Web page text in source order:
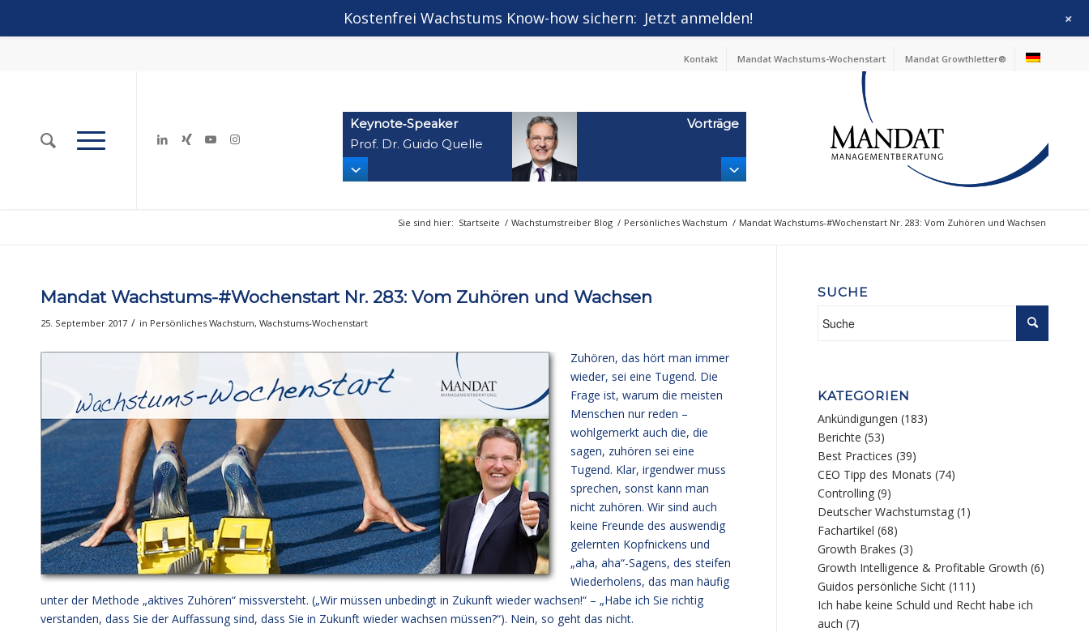
Kontakt Mandat Wachstums-Wochenstart Mandat Growthletter®
Keynote‑Speaker
Prof. Dr. Guido Quelle
Vorträge
Sie sind hier: Startseite / Wachstumstreiber Blog / Persönliches Wachstum / Mandat Wachstums-#Wochenstart Nr. 283: Vom Zuhören und Wachsen
Mandat Wachstums-#Wochenstart Nr. 283: Vom Zuhören und Wachsen
25. September 2017 / in Persönliches Wachstum, Wachstums-Wochenstart
Zuhören, das hört man immer
wieder, sei eine Tugend. Die
Frage ist, warum die meisten
Menschen nur reden –
wohlgemerkt auch die, die
sagen, zuhören sei eine
Tugend. Klar, irgendwer muss
sprechen, sonst kann man
nicht zuhören. Wir sind auch
keine Freunde des auswendig
gelernten Kopfnickens und
„aha, aha“-Sagens, des steifen
Wiederholens, das man häufig
unter der Methode „aktives Zuhören“ missversteht. („Wir müssen unbedingt in Zukunft wieder wachsen!“ – „Habe ich Sie richtig
verstanden, dass Sie der Auffassung sind, dass Sie in Zukunft wieder wachsen müssen?“). Nein, so geht das nicht.
SUCHE
KATEGORIEN
Ankündigungen (183)
Berichte (53)
Best Practices (39)
CEO Tipp des Monats (74)
Controlling (9)
Deutscher Wachstumstag (1)
Fachartikel (68)
Growth Brakes (3)
Growth Intelligence & Profitable Growth (6)
Guidos persönliche Sicht (111)
Ich habe keine Schuld und Recht habe ich
auch (7)
Kostenfrei Wachstums Know-how sichern: Jetzt anmelden! +